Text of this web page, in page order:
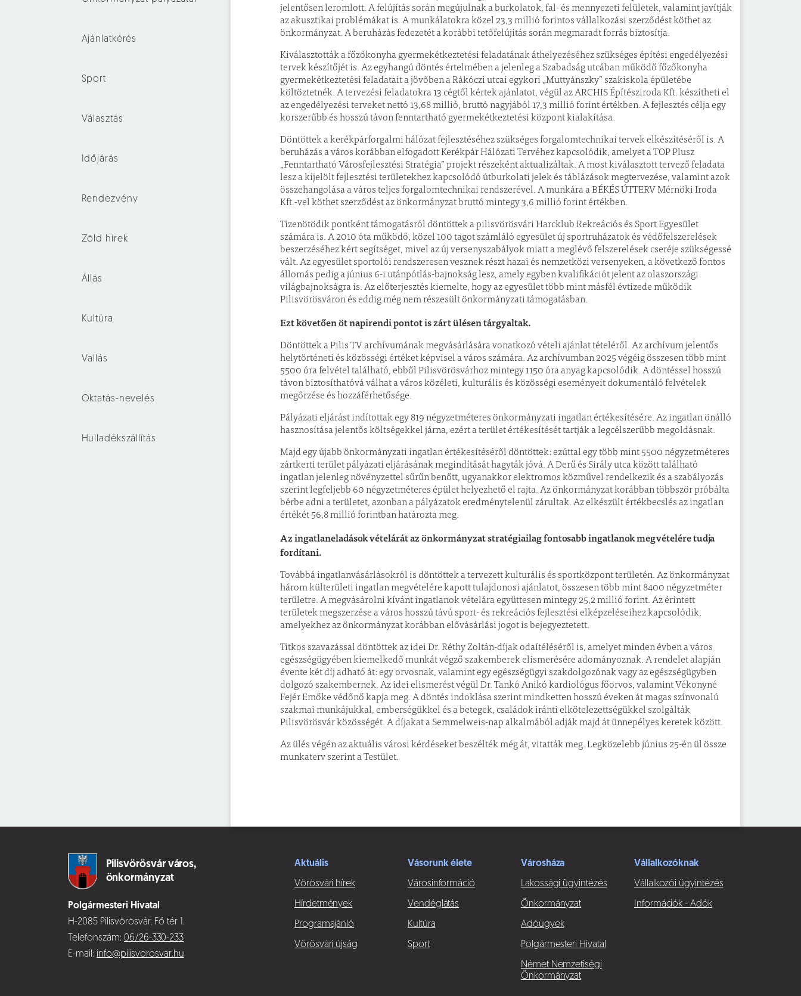
Ajánlatkérés
Sport
Választás
Időjárás
Rendezvény
Zöld hírek
Állás
Kultúra
Vallás
Oktatás-nevelés
Hulladékszállítás
jelentősen leromlott. A felújítás során megújulnak a burkolatok, fal- és mennyezeti felületek, valamint javítják
az akusztikai problémákat is. A munkálatokra közel 23,3 millió forintos vállalkozási szerződést köthet az
önkormányzat. A beruházás fedezetét a korábbi tetőfelújítás során megmaradt forrás biztosítja.
Kiválasztották a főzőkonyha gyermekétkeztetési feladatának áthelyezéséhez szükséges építési engedélyezési
tervek készítőjét is. Az egyhangú döntés értelmében a jelenleg a Szabadság utcában működő főzőkonyha
gyermekétkeztetési feladatait a jövőben a Rákóczi utcai egykori „Muttyánszky” szakiskola épületébe
költöztetnék. A tervezési feladatokra 13 cégtől kértek ajánlatot, végül az ARCHIS Építésziroda Kft. készítheti el
az engedélyezési terveket nettó 13,68 millió, bruttó nagyjából 17,3 millió forint értékben. A fejlesztés célja egy
korszerűbb és hosszú távon fenntartható gyermekétkeztetési központ kialakítása.
Döntöttek a kerékpárforgalmi hálózat fejlesztéséhez szükséges forgalomtechnikai tervek elkészítéséről is. A
beruházás a város korábban elfogadott Kerékpár Hálózati Tervéhez kapcsolódik, amelyet a TOP Plusz
„Fenntartható Városfejlesztési Stratégia” projekt részeként aktualizáltak. A most kiválasztott tervező feladata
lesz a kijelölt fejlesztési területekhez kapcsolódó útburkolati jelek és táblázások megtervezése, valamint azok
összehangolása a város teljes forgalomtechnikai rendszerével. A munkára a BÉKÉS ÚTTERV Mérnöki Iroda
Kft.-vel köthet szerződést az önkormányzat bruttó mintegy 3,6 millió forint értékben.
Tizenötödik pontként támogatásról döntöttek a pilisvörösvári Harcklub Rekreációs és Sport Egyesület
számára is. A 2010 óta működő, közel 100 tagot számláló egyesület új sportruházatok és védőfelszerelések
beszerzéséhez kért segítséget, mivel az új versenyszabályok miatt a meglévő felszerelések cseréje szükségessé
vált. Az egyesület sportolói rendszeresen vesznek részt hazai és nemzetközi versenyeken, a következő fontos
állomás pedig a június 6-i utánpótlás-bajnokság lesz, amely egyben kvalifikációt jelent az olaszországi
világbajnokságra is. Az előterjesztés kiemelte, hogy az egyesület több mint másfél évtizede működik
Pilisvörösváron és eddig még nem részesült önkormányzati támogatásban.
Ezt követően öt napirendi pontot is zárt ülésen tárgyaltak.
Döntöttek a Pilis TV archívumának megvásárlására vonatkozó vételi ajánlat tételéről. Az archívum jelentős
helytörténeti és közösségi értéket képvisel a város számára. Az archívumban 2025 végéig összesen több mint
5500 óra felvétel található, ebből Pilisvörösvárhoz mintegy 1150 óra anyag kapcsolódik. A döntéssel hosszú
távon biztosíthatóvá válhat a város közéleti, kulturális és közösségi eseményeit dokumentáló felvételek
megőrzése és hozzáférhetősége.
Pályázati eljárást indítottak egy 819 négyzetméteres önkormányzati ingatlan értékesítésére. Az ingatlan önálló
hasznosítása jelentős költségekkel járna, ezért a terület értékesítését tartják a legcélszerűbb megoldásnak.
Majd egy újabb önkormányzati ingatlan értékesítéséről döntöttek: ezúttal egy több mint 5500 négyzetméteres
zártkerti terület pályázati eljárásának megindítását hagyták jóvá. A Derű és Sirály utca között található
ingatlan jelenleg növényzettel sűrűn benőtt, ugyanakkor elektromos közművel rendelkezik és a szabályozás
szerint legfeljebb 60 négyzetméteres épület helyezhető el rajta. Az önkormányzat korábban többször próbálta
bérbe adni a területet, azonban a pályázatok eredménytelenül zárultak. Az elkészült értékbecslés az ingatlan
értékét 56,8 millió forintban határozta meg.
Az ingatlaneladások vételárát az önkormányzat stratégiailag fontosabb ingatlanok megvételére tudja
fordítani.
Továbbá ingatlanvásárlásokról is döntöttek a tervezett kulturális és sportközpont területén. Az önkormányzat
három külterületi ingatlan megvételére kapott tulajdonosi ajánlatot, összesen több mint 8400 négyzetméter
területre. A megvásárolni kívánt ingatlanok vételára együttesen mintegy 25,2 millió forint. Az érintett
területek megszerzése a város hosszú távú sport- és rekreációs fejlesztési elképzeléseihez kapcsolódik,
amelyekhez az önkormányzat korábban elővásárlási jogot is bejegyeztetett.
Titkos szavazással döntöttek az idei Dr. Réthy Zoltán-díjak odaítéléséről is, amelyet minden évben a város
egészségügyében kiemelkedő munkát végző szakemberek elismerésére adományoznak. A rendelet alapján
évente két díj adható át: egy orvosnak, valamint egy egészségügyi szakdolgozónak vagy az egészségügyben
dolgozó szakembernek. Az idei elismerést végül Dr. Tankó Anikó kardiológus főorvos, valamint Vékonyné
Fejér Emőke védőnő kapja meg. A döntés indoklása szerint mindketten hosszú éveken át magas színvonalú
szakmai munkájukkal, emberségükkel és a betegek, családok iránti elkötelezettségükkel szolgálták
Pilisvörösvár közösségét. A díjakat a Semmelweis-nap alkalmából adják majd át ünnepélyes keretek között.
Az ülés végén az aktuális városi kérdéseket beszélték még át, vitatták meg. Legközelebb június 25-én ül össze
munkaterv szerint a Testület.
Pilisvörösvár város,
önkormányzat
Polgármesteri Hivatal
H-2085 Pilisvörösvár, Fő tér 1.
Telefonszám: 06/26-330-233
E-mail: info@pilisvorosvar.hu
Aktuális
Vörösvári hírek
Hírdetmények
Programajánló
Vörösvári újság
Vásorunk élete
Városinformáció
Vendéglátás
Kultúra
Sport
Városháza
Lakossági ügyintézés
Önkormányzat
Adóügyek
Polgármesteri Hivatal
Német Nemzetiségi
Önkormányzat
Vállalkozóknak
Vállalkozói ügyintézés
Információk - Adók